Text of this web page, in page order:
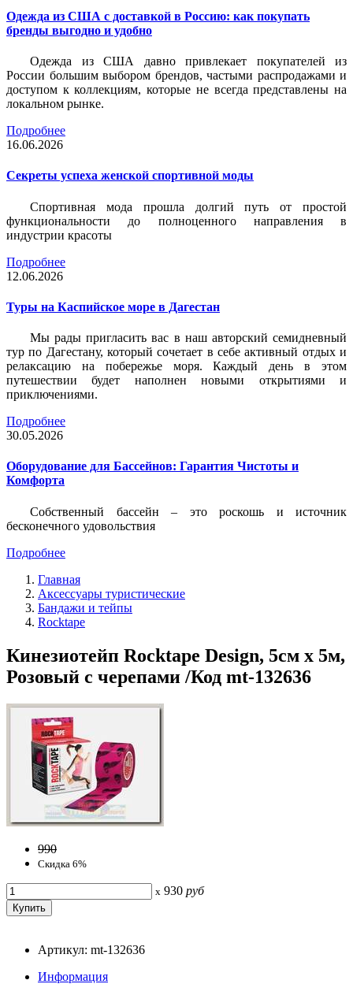
Одежда из США с доставкой в Россию: как покупать
бренды выгодно и удобно
Одежда из США давно привлекает покупателей из
России большим выбором брендов, частыми распродажами и
доступом к коллекциям, которые не всегда представлены на
локальном рынке.
Подробнее
16.06.2026
Секреты успеха женской спортивной моды
Спортивная мода прошла долгий путь от простой
функциональности до полноценного направления в
индустрии красоты
Подробнее
12.06.2026
Туры на Каспийское море в Дагестан
Мы рады пригласить вас в наш авторский семидневный
тур по Дагестану, который сочетает в себе активный отдых и
релаксацию на побережье моря. Каждый день в этом
путешествии будет наполнен новыми открытиями и
приключениями.
Подробнее
30.05.2026
Оборудование для Бассейнов: Гарантия Чистоты и
Комфорта
Собственный бассейн – это роскошь и источник
бесконечного удовольствия
Подробнее
Главная
Аксессуары туристические
Бандажи и тейпы
Rocktape
Кинезиотейп Rocktape Design, 5см х 5м,
Розовый с черепами /Код mt-132636
990
Скидка 6%
x 930 руб
Артикул: mt-132636
Информация